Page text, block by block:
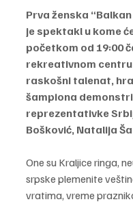
Prva ženska
je spektakl u kome
početkom od 19:00
rekreativnom centru
raskošni talenat,
šampiona
reprezentativke
Bošković, Natalija
One su Kraljice ringa,
srpske plemenite
vratima, vreme